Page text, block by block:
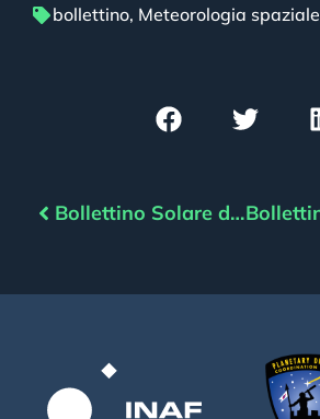
bollettino, Meteorologia spaziale
Bollettino Solare del 11/07/2022